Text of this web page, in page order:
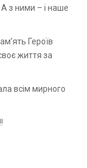
з ними – і наше
Героїв
життя за
всім мирного